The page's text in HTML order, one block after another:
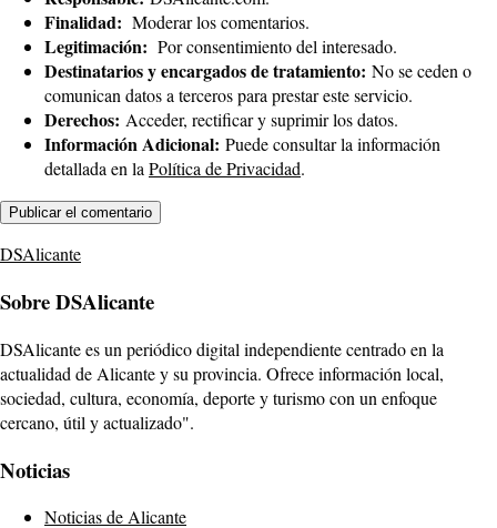
Finalidad: Moderar los comentarios.
Legitimación: Por consentimiento del interesado.
Destinatarios y encargados de tratamiento: No se ceden o
comunican datos a terceros para prestar este servicio.
Derechos: Acceder, rectificar y suprimir los datos.
Información Adicional: Puede consultar la información
detallada en laPolítica de Privacidad.
DSAlicante
Sobre DSAlicante
DSAlicante es un periódico digital independiente centrado en la
actualidad de Alicante y su provincia. Ofrece información local,
sociedad, cultura, economía, deporte y turismo con un enfoque
cercano, útil y actualizado".
Noticias
Noticias de Alicante